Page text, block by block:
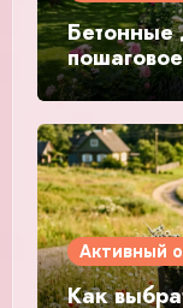
Бетонные
Активный
Как